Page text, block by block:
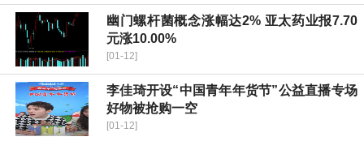
幽门螺杆菌概念涨幅达2% 亚太药业报7.70
元涨10.00%
[01-12]
李佳琦开设“中国青年年货节”公益直播专场
好物被抢购一空
[01-12]